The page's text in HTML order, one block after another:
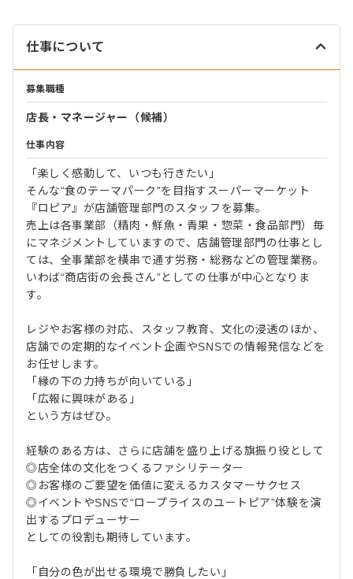
仕事について
募集職種
店長・マネージャー（候補）
仕事内容
「楽しく感動して、いつも行きたい」
そんな“食のテーマパーク”を目指すスーパーマーケット
『ロピア』が店舗管理部門のスタッフを募集。
売上は各事業部（精肉・鮮魚・青果・惣菜・食品部門）毎
にマネジメントしていますので、店舗管理部門の仕事とし
ては、全事業部を横串で通す労務・総務などの管理業務。
いわば“商店街の会長さん”としての仕事が中心となりま
す。
レジやお客様の対応、スタッフ教育、文化の浸透のほか、
店舗での定期的なイベント企画やSNSでの情報発信などを
お任せします。
「縁の下の力持ちが向いている」
「広報に興味がある」
という方はぜひ。
経験のある方は、さらに店舗を盛り上げる旗振り役として
◎店全体の文化をつくるファシリテーター
◎お客様のご要望を価値に変えるカスタマーサクセス
◎イベントやSNSで“ロープライスのユートピア”体験を演
出するプロデューサー
としての役割も期待しています。
「自分の色が出せる環境で勝負したい」